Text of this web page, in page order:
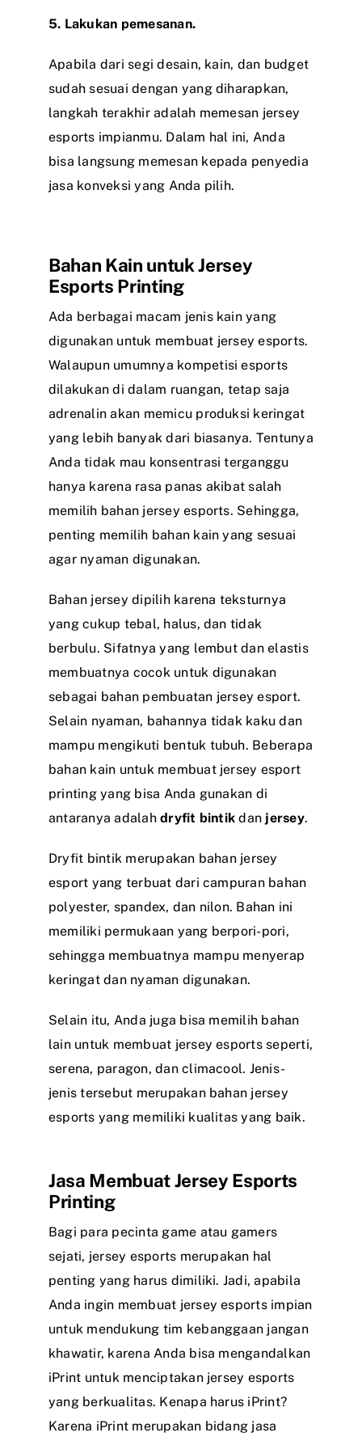
5. Lakukan pemesanan.
Apabila dari segi desain, kain, dan budget
sudah sesuai dengan yang diharapkan,
langkah terakhir adalah memesan jersey
esports impianmu. Dalam hal ini, Anda
bisa langsung memesan kepada penyedia
jasa konveksi yang Anda pilih.
Bahan Kain untuk Jersey
Esports Printing
Ada berbagai macam jenis kain yang
digunakan untuk membuat jersey esports.
Walaupun umumnya kompetisi esports
dilakukan di dalam ruangan, tetap saja
adrenalin akan memicu produksi keringat
yang lebih banyak dari biasanya. Tentunya
Anda tidak mau konsentrasi terganggu
hanya karena rasa panas akibat salah
memilih bahan jersey esports. Sehingga,
penting memilih bahan kain yang sesuai
agar nyaman digunakan.
Bahan jersey dipilih karena teksturnya
yang cukup tebal, halus, dan tidak
berbulu. Sifatnya yang lembut dan elastis
membuatnya cocok untuk digunakan
sebagai bahan pembuatan jersey esport.
Selain nyaman, bahannya tidak kaku dan
mampu mengikuti bentuk tubuh. Beberapa
bahan kain untuk membuat jersey esport
printing yang bisa Anda gunakan di
antaranya adalahdryfit bintik dan jersey.
Dryfit bintik merupakan bahan jersey
esport yang terbuat dari campuran bahan
polyester, spandex, dan nilon. Bahan ini
memiliki permukaan yang berpori-pori,
sehingga membuatnya mampu menyerap
keringat dan nyaman digunakan.
Selain itu, Anda juga bisa memilih bahan
lain untuk membuat jersey esports seperti,
serena, paragon, dan climacool. Jenis-
jenis tersebut merupakan bahan jersey
esports yang memiliki kualitas yang baik.
Jasa Membuat Jersey Esports
Printing
Bagi para pecinta game atau gamers
sejati, jersey esports merupakan hal
penting yang harus dimiliki. Jadi, apabila
Anda ingin membuat jersey esports impian
untuk mendukung tim kebanggaan jangan
khawatir, karena Anda bisa mengandalkan
iPrint untuk menciptakan jersey esports
yang berkualitas. Kenapa harus iPrint?
Karena iPrint merupakan bidang jasa